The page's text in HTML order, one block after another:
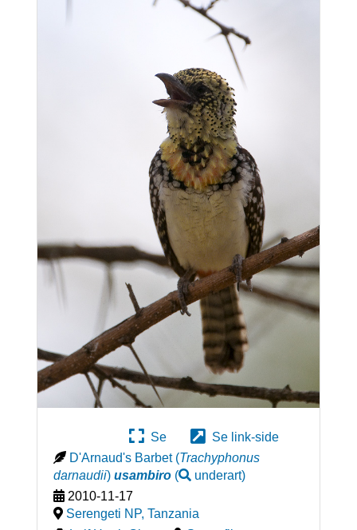
Se
Se link-side
D'Arnaud's Barbet (Trachyphonus
darnaudii) usambiro( underart)
2010-11-17
Serengeti NP, Tanzania